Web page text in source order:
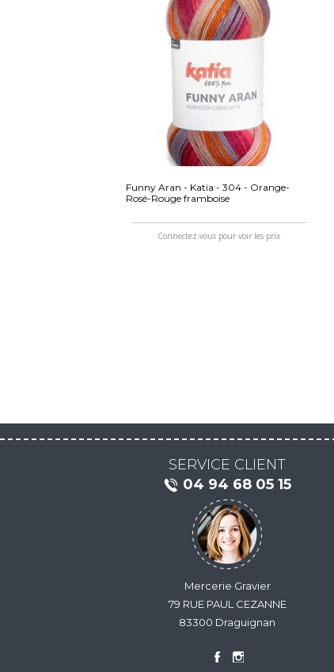
Funny Aran - Katia - 304 - Orange-
Rosé-Rouge framboise
Connectez-vous pour voir les prix
SERVICE CLIENT
04 94 68 05 15
Mercerie Gravier
79 RUE PAUL CEZANNE
83300 Draguignan